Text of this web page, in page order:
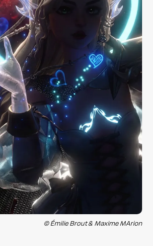
© Émilie Brout & Maxime MArion